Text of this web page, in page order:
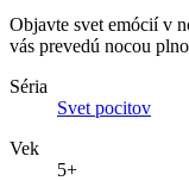
Objavte svet emócií v
vás prevedú nocou
Séria
Svet pocitov
Vek
5+